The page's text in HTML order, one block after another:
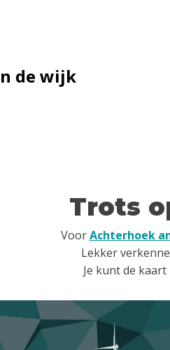
de wijk
Trots
VoorAchterhoek
Lekker
Je kunt de